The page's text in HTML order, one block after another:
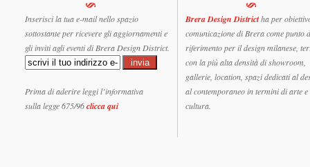
Inserisci la tua e-mail nello spazio
sottostante per ricevere gli aggiornamenti e
gli inviti agli eventi di Brera Design District.
Prima di aderire leggi l’informativa
sulla legge 675/96clicca qui
Brera Design Districtha per
comunicazione di Brera come punto
riferimento per il design milanese,
con la più alta densità di showroom,
gallerie, location, spazi dedicati al
al contemporaneo in termini di arte e
cultura.